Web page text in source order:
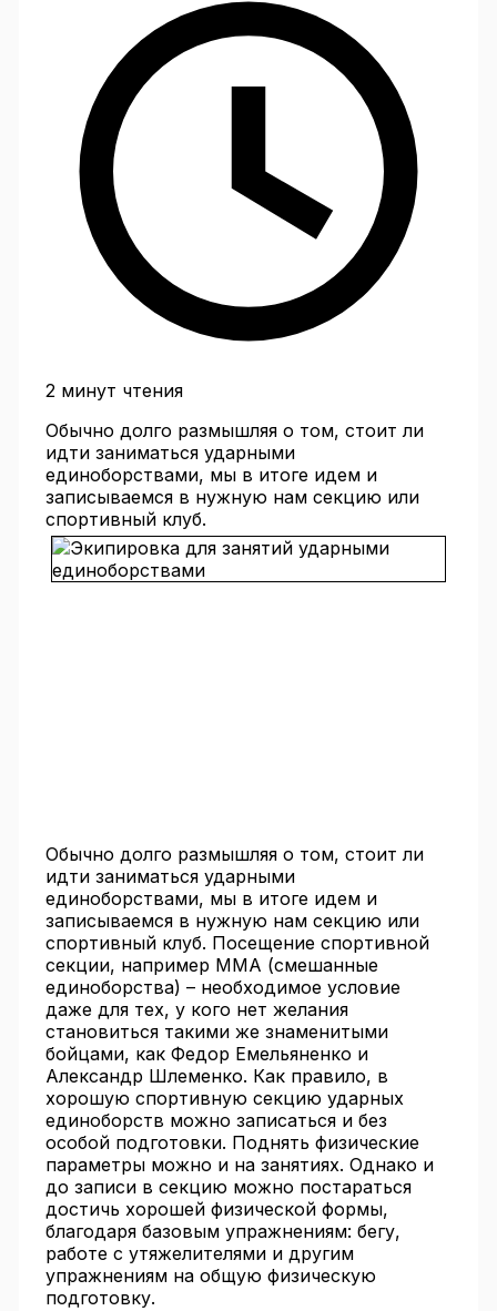
2 минут чтения
Обычно долго размышляя о том, стоит ли
идти заниматься ударными
единоборствами, мы в итоге идем и
записываемся в нужную нам секцию или
спортивный клуб.
Обычно долго размышляя о том, стоит ли
идти заниматься ударными
единоборствами, мы в итоге идем и
записываемся в нужную нам секцию или
спортивный клуб. Посещение спортивной
секции, например ММА (смешанные
единоборства) – необходимое условие
даже для тех, у кого нет желания
становиться такими же знаменитыми
бойцами, как Федор Емельяненко и
Александр Шлеменко. Как правило, в
хорошую спортивную секцию ударных
единоборств можно записаться и без
особой подготовки. Поднять физические
параметры можно и на занятиях. Однако и
до записи в секцию можно постараться
достичь хорошей физической формы,
благодаря базовым упражнениям: бегу,
работе с утяжелителями и другим
упражнениям на общую физическую
подготовку.